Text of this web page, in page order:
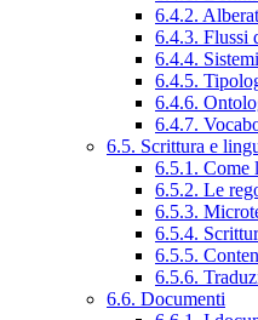
6.4.2.
6.4.3. Flussi
6.4.4.
6.4.5.
6.4.6.
6.4.7.
6.5. Scrittura e
6.5.1. Come
6.5.2. Le
6.5.3.
6.5.4.
6.5.5.
6.5.6.
6.6. Documenti